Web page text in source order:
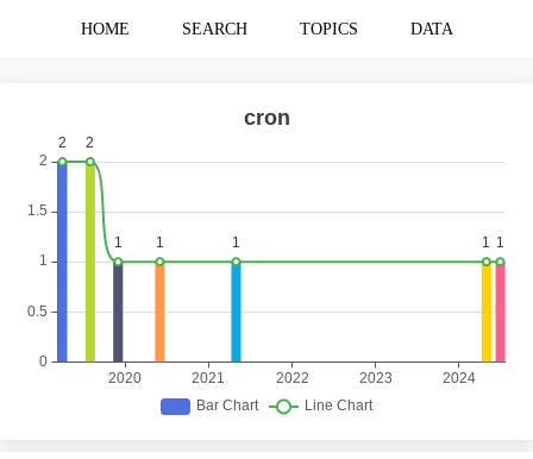
HOME SEARCH TOPICS DATA